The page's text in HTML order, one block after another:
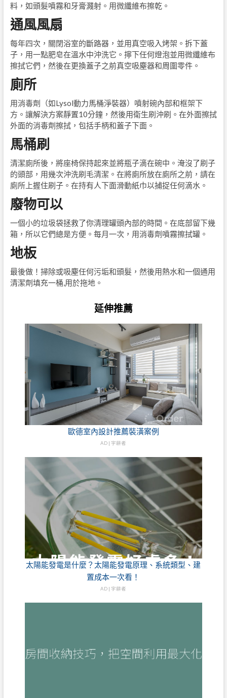
料，如頭髮噴霧和牙膏濺射。用微纖維布擦乾。
通風風扇
每年四次，關閉浴室的斷路器，並用真空吸入烤架。拆下蓋
子，用一點肥皂在溫水中沖洗它。擰下任何燈泡並用微纖維布
擦拭它們，然後在更換蓋子之前真空吸塵器和周圍零件。
廁所
用消毒劑（如Lysol動力馬桶淨裝器）噴射碗內部和框架下
方。讓解決方案靜置10分鐘，然後用衛生刷沖刷。在外面擦拭
外面的消毒劑擦拭，包括手柄和蓋子下面。
馬桶刷
清潔廁所後，將座椅保持起來並將瓶子滴在碗中。淹沒了刷子
的頭部，用幾次沖洗刷毛清潔。在將廁所放在廁所之前，請在
廁所上握住刷子。在持有人下面滑動紙巾以捕捉任何滴水。
廢物可以
一個小的垃圾袋拯救了你清理罐頭內部的時間。在底部留下幾
箱，所以它們總是方便。每月一次，用消毒劑噴霧擦拭罐。
地板
最後做！掃除或吸塵任何污垢和頭髮，然後用熱水和一個通用
清潔劑填充一桶,用於拖地。
延伸推薦
歐德室內設計推薦裝潢案例
AD | 字耕者
太陽能發電是什麼？太陽能發電原理、系統類型、建
置成本一次看！
AD | 字耕者